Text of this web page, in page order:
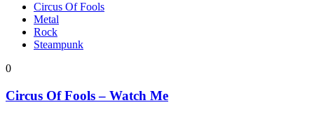
Circus Of Fools
Metal
Rock
Steampunk
0
Circus Of Fools – Watch Me